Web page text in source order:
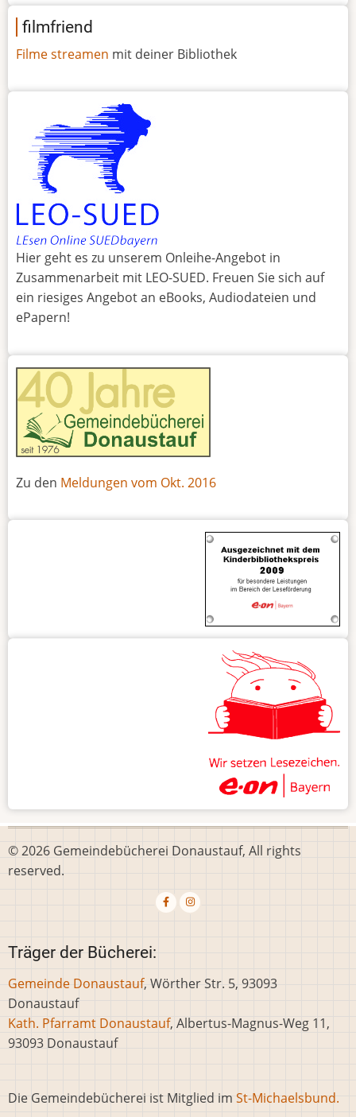
filmfriend
Filme streamen mit deiner Bibliothek
Hier geht es zu unserem Onleihe-Angebot in
Zusammenarbeit mit LEO-SUED. Freuen Sie sich auf
ein riesiges Angebot an eBooks, Audiodateien und
ePapern!
Zu den Meldungen vom Okt. 2016
© 2026 Gemeindebücherei Donaustauf, All rights
reserved.
Träger der Bücherei:
Gemeinde Donaustauf, Wörther Str. 5, 93093
Donaustauf
Kath. Pfarramt Donaustauf, Albertus-Magnus-Weg 11,
93093 Donaustauf
Die Gemeindebücherei ist Mitglied im St-Michaelsbund.